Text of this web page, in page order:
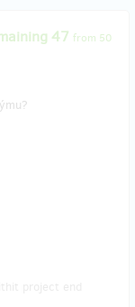
47 from 50